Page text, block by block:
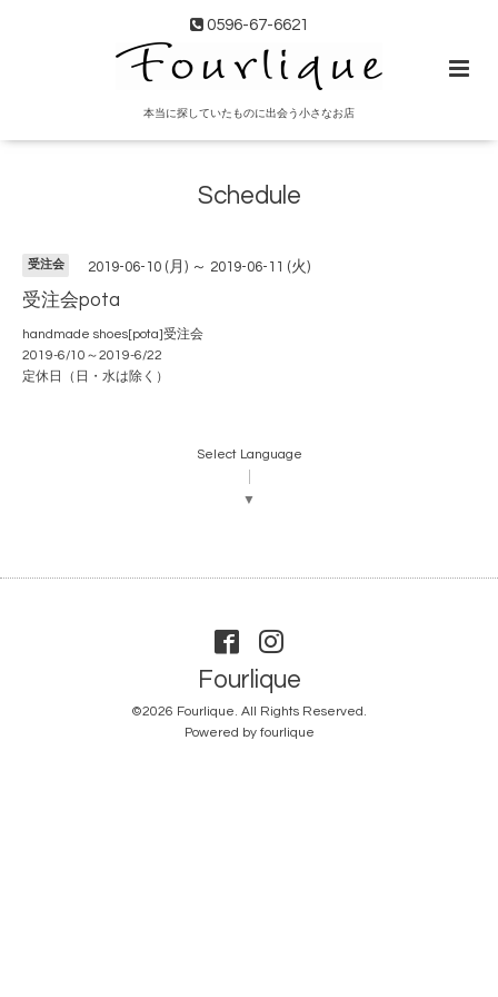
0596-67-6621
本当に探していたものに出会う小さなお店
Schedule
受注会 2019-06-10 (月) ～ 2019-06-11 (火)
受注会pota
handmade shoes[pota]受注会
2019-6/10～2019-6/22
定休日（日・水は除く）
Select Language
▼
Fourlique
©2026 Fourlique. All Rights Reserved.
Powered by fourlique